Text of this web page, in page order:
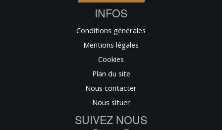
INFOS
Conditions générales
Mentions légales
Cookies
Plan du site
Nous contacter
Nous situer
SUIVEZ NOUS